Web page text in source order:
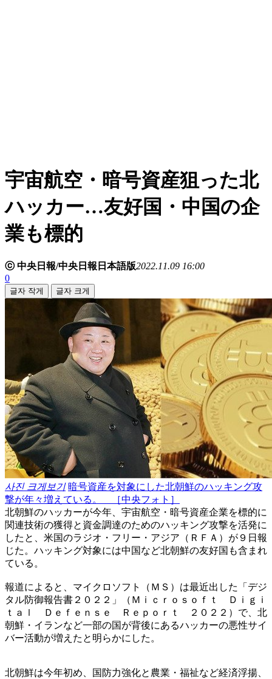
宇宙航空・暗号資産狙った北
ハッカー…友好国・中国の企
業も標的
ⓒ 中央日報/中央日報日本語版2022.11.09 16:00
0
글자 작게 글자 크게
사진 크게보기 暗号資産を対象にした北朝鮮のハッキング攻
撃が年々増えている。 ［中央フォト］
北朝鮮のハッカーが今年、宇宙航空・暗号資産企業を標的に
関連技術の獲得と資金調達のためのハッキング攻撃を活発に
したと、米国のラジオ・フリー・アジア（ＲＦＡ）が９日報
じた。ハッキング対象には中国など北朝鮮の友好国も含まれ
ている。
報道によると、マイクロソフト（ＭＳ）は最近出した「デジ
タル防御報告書２０２２」（Ｍｉｃｒｏｓｏｆｔ Ｄｉｇｉ
ｔａｌ Ｄｅｆｅｎｓｅ Ｒｅｐｏｒｔ ２０２２）で、北
朝鮮・イランなど一部の国が背後にあるハッカーの悪性サイ
バー活動が増えたと明らかにした。
北朝鮮は今年初め、国防力強化と農業・福祉など経済浮揚、